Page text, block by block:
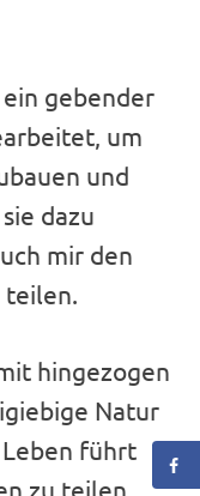
gebender
um
und
dazu
mir den
teilen.
hingezogen
Natur
führt
zu teilen.